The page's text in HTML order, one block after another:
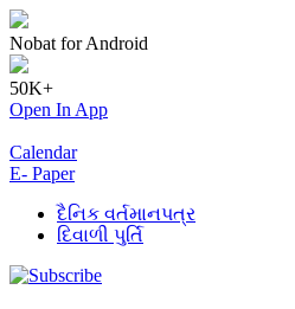
Nobat for Android
50K+
Open In App
Calendar
E- Paper
દૈનિક વર્તમાનપત્ર
દિવાળી પુર્તિ